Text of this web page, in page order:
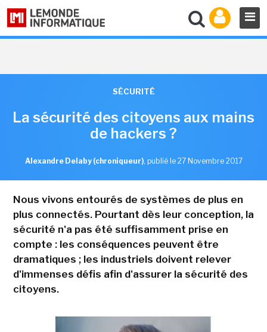
SÉCURITÉ
La sécurité des citoyens aux mains
de hackers ?
Alexandre Delaby (chroniqueur), publié le 27 Novembre 2017
Nous vivons entourés de systèmes de plus en
plus connectés. Pourtant dès leur conception, la
sécurité n'a pas été suffisamment prise en
compte : les conséquences peuvent être
dramatiques ; les industriels doivent relever
d'immenses défis afin d'assurer la sécurité des
citoyens.